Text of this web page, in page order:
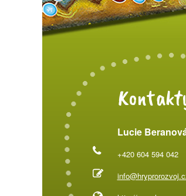
Lucie
+420 604 594 042